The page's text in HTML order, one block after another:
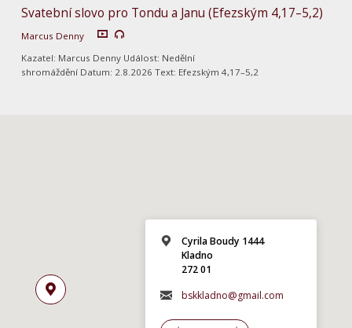
Svatební slovo pro Tondu a Janu (Efezským 4,17–5,2)
Marcus Denny
Kazatel: Marcus Denny Událost: Nedělní
shromáždění Datum: 2.8.2026 Text: Efezským 4,17–5,2
Cyrila Boudy 1444
Kladno
272 01
bskkladno@gmail.com